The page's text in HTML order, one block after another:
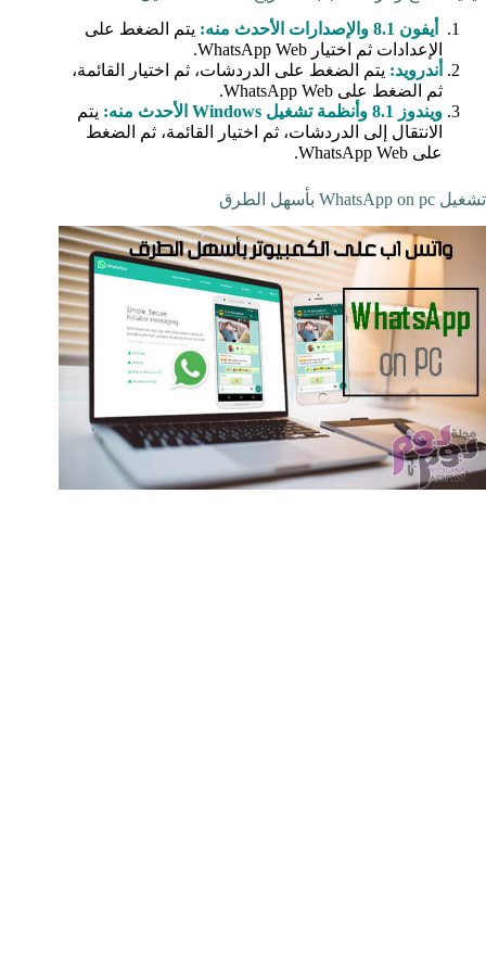
أيفون 8.1 والإصدارات الأحدث منه:
يتم الضغط على
الإعدادات ثم اختيار WhatsApp Web.
أندرويد: يتم الضغط على الدردشات، ثم اختيار القائمة،
ثم الضغط على WhatsApp Web.
ويندوز 8.1 وأنظمة تشغيل Windows الأحدث منه:
يتم
الانتقال إلى الدردشات، ثم اختيار القائمة، ثم الضغط
على WhatsApp Web.
تشغيل WhatsApp on pc بأسهل الطرق